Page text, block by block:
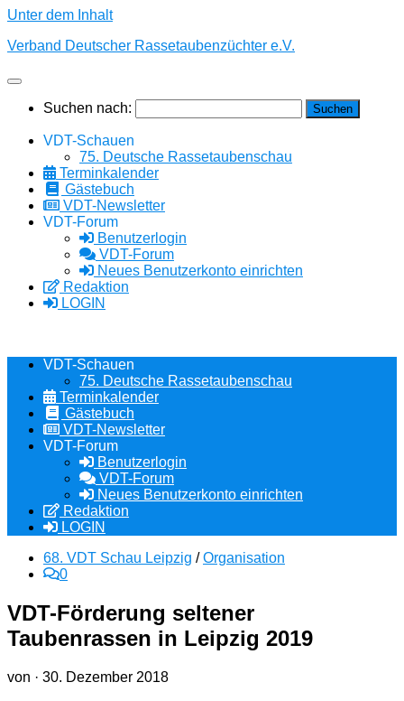
Unter dem Inhalt
Verband Deutscher Rassetaubenzüchter e.V.
Suchen nach:
VDT-Schauen
75. Deutsche Rassetaubenschau
Terminkalender
Gästebuch
VDT-Newsletter
VDT-Forum
Benutzerlogin
VDT-Forum
Neues Benutzerkonto einrichten
Redaktion
LOGIN
VDT-Schauen
75. Deutsche Rassetaubenschau
Terminkalender
Gästebuch
VDT-Newsletter
VDT-Forum
Benutzerlogin
VDT-Forum
Neues Benutzerkonto einrichten
Redaktion
LOGIN
68. VDT Schau Leipzig / Organisation
0
VDT-Förderung seltener
Taubenrassen in Leipzig 2019
von · 30. Dezember 2018